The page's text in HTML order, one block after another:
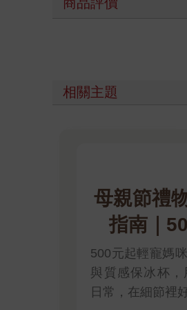
商品評價
相關主題
母親節禮
指南｜
500元起輕寵媽
與質感保冰杯
日常，在細節裡